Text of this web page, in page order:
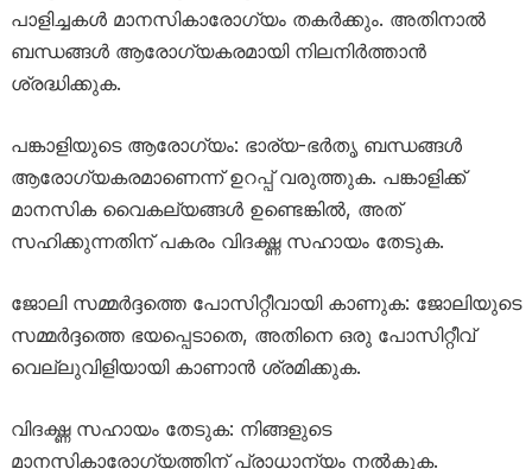
പാളിച്ചകൾ മാനസികാരോഗ്യം തകർക്കും. അതിനാൽ
ബന്ധങ്ങൾ ആരോഗ്യകരമായി നിലനിർത്താൻ
ശ്രദ്ധിക്കുക.
പങ്കാളിയുടെ ആരോഗ്യം: ഭാര്യ-ഭർതൃ ബന്ധങ്ങൾ
ആരോഗ്യകരമാണെന്ന് ഉറപ്പ് വരുത്തുക. പങ്കാളിക്ക്
മാനസിക വൈകല്യങ്ങൾ ഉണ്ടെങ്കിൽ, അത്
സഹിക്കുന്നതിന് പകരം വിദഗ്ദ്ധ സഹായം തേടുക.
ജോലി സമ്മർദ്ദത്തെ പോസിറ്റീവായി കാണുക: ജോലിയുടെ
സമ്മർദ്ദത്തെ ഭയപ്പെടാതെ, അതിനെ ഒരു പോസിറ്റീവ്
വെല്ലുവിളിയായി കാണാൻ ശ്രമിക്കുക.
വിദഗ്ദ്ധ സഹായം തേടുക: നിങ്ങളുടെ
മാനസികാരോഗ്യത്തിന് പ്രാധാന്യം നൽകുക.